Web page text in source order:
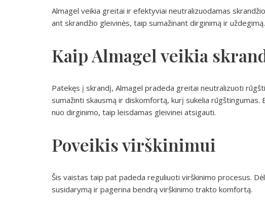
Almagel veikia greitai ir efektyviai neutralizuodamas
ant skrandžio gleivinės, taip sumažinant dirginimą ir uždegimą.
Kaip Almagel veikia
Patekęs į skrandį, Almagel pradeda greitai neutralizuoti
sumažinti skausmą ir diskomfortą, kurį sukelia
nuo dirginimo, taip leisdamas gleivinei atsigauti.
Poveikis virškinimui
Šis vaistas taip pat padeda reguliuoti virškinimo procesus.
susidarymą ir pagerina bendrą virškinimo trakto komfortą.